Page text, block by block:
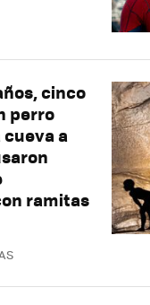
cinco
perro
a
ramitas